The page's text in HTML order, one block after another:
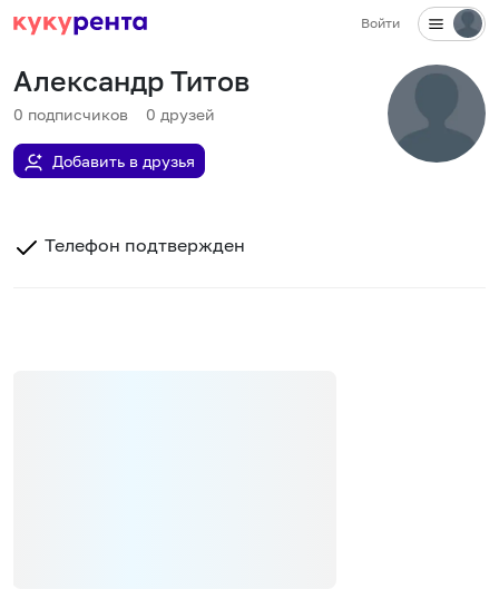
Войти
Александр Титов
0 подписчиков 0 друзей
Добавить в друзья
Телефон подтвержден